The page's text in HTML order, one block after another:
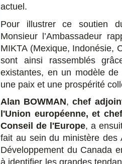
actuel.
Pour illustrer ce soutien
Monsieur l’Ambassadeur
MIKTA (Mexique, Indonésie,
sont ainsi rassemblés
existantes, en un modèle de
une paix et une prospérité
Alan BOWMAN,chef
l'Union européenne, et
Conseil de l'Europe, a
fait au sein du ministère des
Développement du Canada